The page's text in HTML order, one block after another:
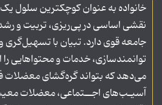
خانواده به عنوان کوچکترین سلول
نقشی اساسی در پی‌ریزی، تربیت و
جامعه قوی دارد. تبیان با تسهیل‌گری
توانمندسازی، خدمات و محتواهایی را
می‌دهد که بتواند گره‌گشای معضلات
آسیـب‌های اجــتماعی، معضلات